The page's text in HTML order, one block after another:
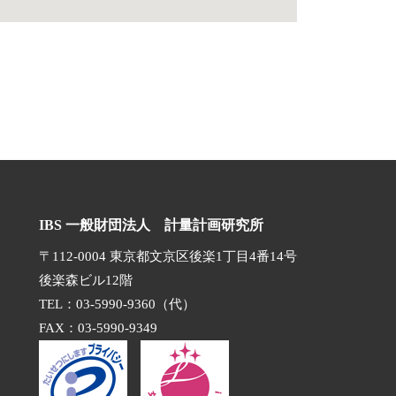
IBS 一般財団法人 計量計画研究所
〒112-0004 東京都文京区後楽1丁目4番14号
後楽森ビル12階
TEL：03-5990-9360（代）
FAX：03-5990-9349